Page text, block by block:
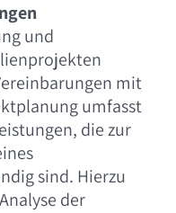
und
mit
umfasst
die zur
sind. Hierzu
der